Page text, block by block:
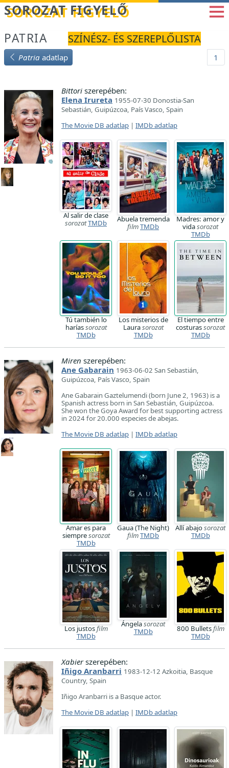
Betöltés...
SOROZAT FIGYELŐ
PATRIA SZÍNÉSZ- ÉS SZEREPLŐLISTA
Patria adatlap 1
Bittori szerepében:
Elena Irureta 1955-07-30 Donostia-San
Sebastián, Guipúzcoa, País Vasco, Spain
The Movie DB adatlap | IMDb adatlap
Al salir de clase
sorozatTMDb
Abuela tremenda
filmTMDb
Madres: amor y
vidasorozat
TMDb
Tú también lo
haríassorozat
TMDb
Los misterios de
Laurasorozat
TMDb
El tiempo entre
costurassorozat
TMDb
Miren szerepében:
Ane Gabarain 1963-06-02 San Sebastián,
Guipúzcoa, País Vasco, Spain
Ane Gabarain Gaztelumendi (born June 2, 1963) is a
Spanish actress born in San Sebastián, Guipúzcoa.
She won the Goya Award for best supporting actress
in 2024 for 20.000 especies de abejas.
The Movie DB adatlap | IMDb adatlap
Amar es para
siempresorozat
TMDb
Gaua (The Night)
filmTMDb
Allí abajosorozat
TMDb
Los justosfilm
TMDb
Ángelasorozat
TMDb
800 Bulletsfilm
TMDb
Xabierszerepében:
Iñigo Aranbarri 1983-12-12 Azkoitia, Basque
Country, Spain
Iñigo Aranbarri is a Basque actor.
The Movie DB adatlap | IMDb adatlap